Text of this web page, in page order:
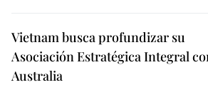
Vietnam busca profundizar su
Asociación Estratégica Integral
Australia